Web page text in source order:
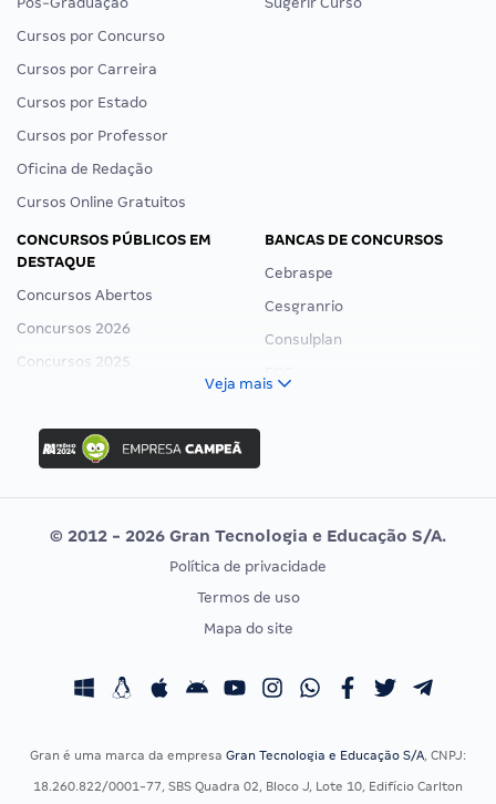
Cursos por Concurso
Cursos por Carreira
Cursos por Estado
Cursos por Professor
Oficina de Redação
Cursos Online Gratuitos
CONCURSOS PÚBLICOS EM
DESTAQUE
Concursos Abertos
Concursos 2026
Concursos 2025
Concurso Ibama
Concurso MPU
Editais publicados
BANCAS DE CONCURSOS
Cebraspe
Cesgranrio
Consulplan
Vunesp
CONCURSOS POR PROFISSÃO
Concursos Fiscais
EXAME DE ORDEM
Calendário OAB
Veja mais
© 2012 - 2026 Gran Tecnologia e Educação S/A.
Política de privacidade
Termos de uso
Mapa do site
Gran é uma marca da empresa Gran Tecnologia e Educação S/A, CNPJ:
18.260.822/0001-77, SBS Quadra 02, Bloco J, Lote 10, Edifício Carlton